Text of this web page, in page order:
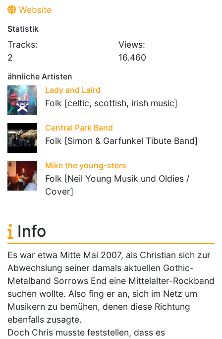
Website
Statistik
Tracks:
2
Views:
16.460
ähnliche Artisten
Lady and Laird
Folk [celtic, scottish, irish music]
Central Park Band
Folk [Simon & Garfunkel Tibute Band]
Mike the young-sters
Folk [Neil Young Musik und Oldies /
Cover]
Info
Es war etwa Mitte Mai 2007, als Christian sich zur
Abwechslung seiner damals aktuellen Gothic-
Metalband Sorrows End eine Mittelalter-Rockband
suchen wollte. Also fing er an, sich im Netz um
Musikern zu bemühen, denen diese Richtung
ebenfalls zusagte.
Doch Chris musste feststellen, dass es